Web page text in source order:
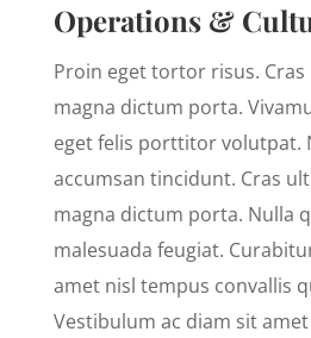
Operations &
Proin eget tortor risus.
magna dictum porta.
eget felis porttitor
accumsan tincidunt. Cras
magna dictum porta. Nulla
malesuada feugiat.
amet nisl tempus convallis
Vestibulum ac diam sit